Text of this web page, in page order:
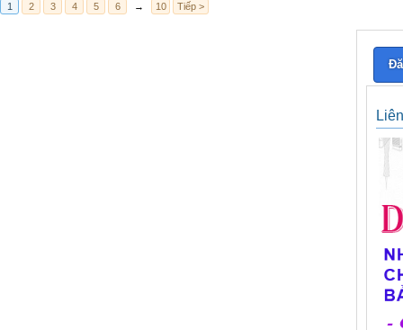
1 2 3 4 5 6 → 10 Tiếp >